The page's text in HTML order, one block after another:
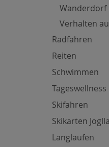
Wanderdorf
Verhalten
Radfahren
Reiten
Schwimmen
Tageswellness
Skifahren
Skikarten
Langlaufen